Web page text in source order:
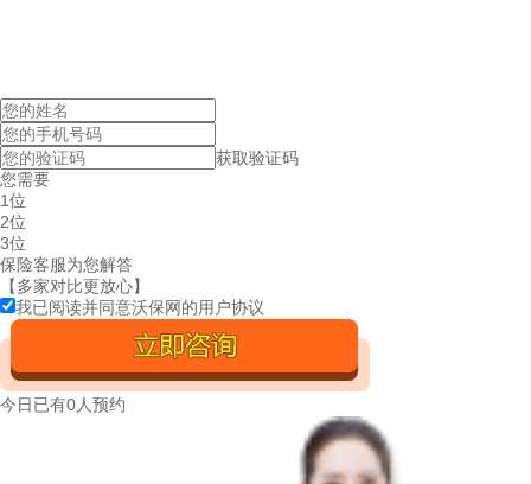
获取验证码
您需要
1位
2位
3位
保险客服为您解答
【多家对比更放心】
我已阅读并同意沃保网的用户协议
今日已有0人预约